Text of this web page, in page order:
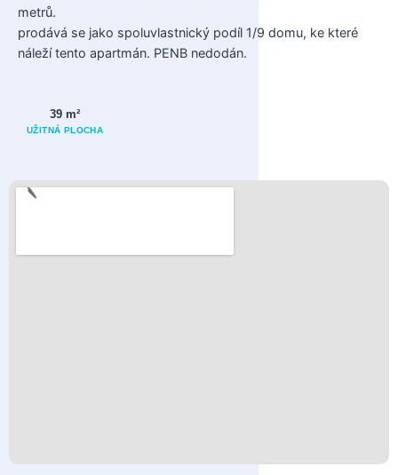
metrů.
prodává se jako spoluvlastnický podíl 1/9 domu, ke které
náleží tento apartmán. PENB nedodán.
39 m²
UŽITNÁ PLOCHA